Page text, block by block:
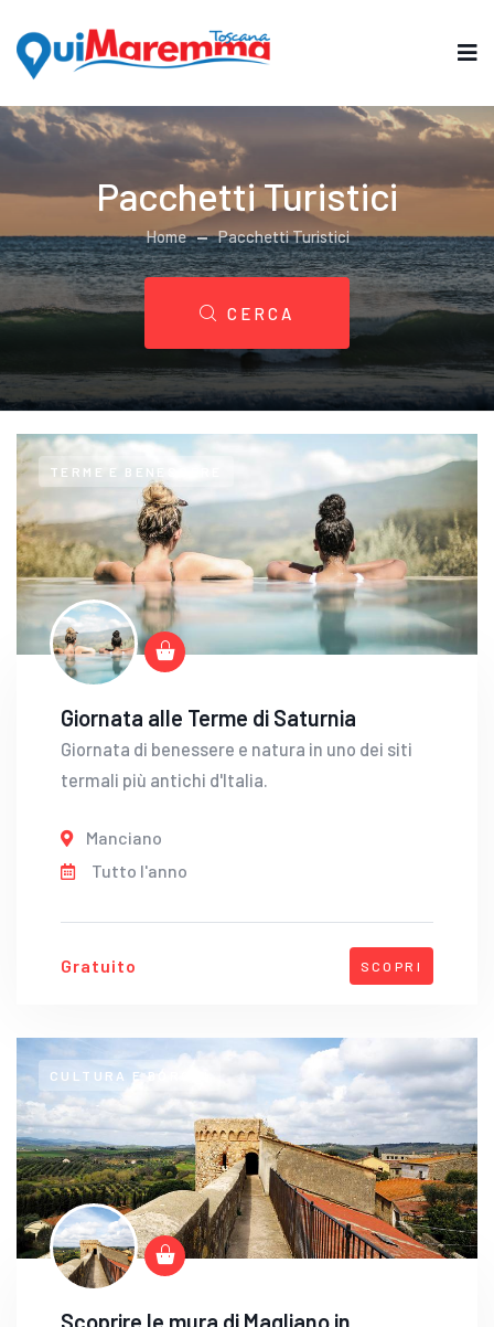
Pacchetti Turistici
Home Pacchetti Turistici
CERCA
TERME E BENESSERE
Giornata alle Terme di Saturnia
Giornata di benessere e natura in uno dei siti
termali più antichi d'Italia.
Manciano
Tutto l'anno
Gratuito SCOPRI
CULTURA E BORGHI